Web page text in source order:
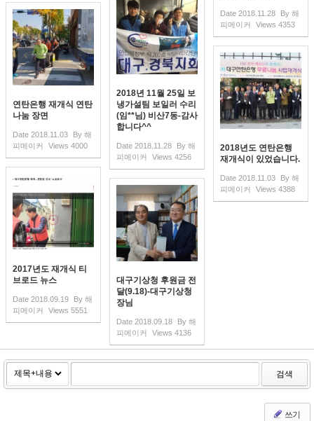
Date 2018.11.28 By 해
피메이커
Views 4353
2018년 11월 25일 보
냉가설팀 보일러 수리
(임**님) 비산7동-감사
합니다^^
Date 2018.11.28 By 해
피메이커
Views 4256
연탄은행 재개식 연탄
나눔 장면
Date 2018.11.03 By 해
피메이커
Views 4000
2018년도 연탄은행
재개식이 있었습니다.
Date 2018.11.03 By 해
피메이커
Views 4388
2017년도 재개식 티
브로드 뉴스
Date 2018.09.19 By 해
피메이커
Views 5551
대구기상청 후원금 전
달(9.18)-대구기상청
장님
Date 2018.09.18 By 해
피메이커
Views 4136
검색
쓰기